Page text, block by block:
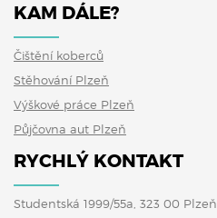
KAM DÁLE?
Čištění koberců
Stěhování Plzeň
Výškové práce Plzeň
Půjčovna aut Plzeň
RYCHLÝ KONTAKT
Studentská 1999/55a, 323 00 Plzeň